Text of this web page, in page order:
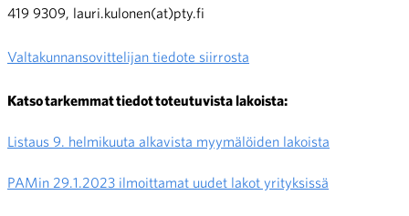
419 9309, lauri.kulonen(at)pty.fi
Valtakunnansovittelijan tiedote siirrosta
Katso tarkemmat tiedot toteutuvista lakoista:
Listaus 9. helmikuuta alkavista myymälöiden lakoista
PAMin 29.1.2023 ilmoittamat uudet lakot yrityksissä